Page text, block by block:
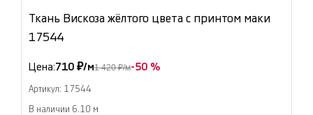
Ткань Вискоза жёлтого цвета с принтом маки
17544
Цена:710 ₽/м1 420 ₽/м-50 %
Артикул: 17544
В наличии 6.10 м